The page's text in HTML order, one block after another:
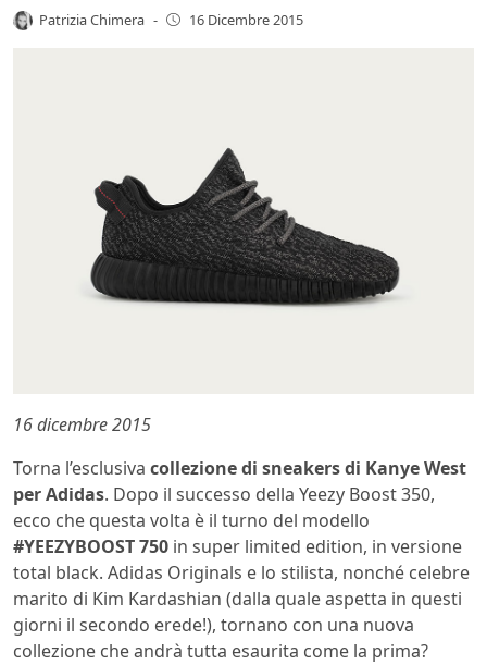
Patrizia Chimera - 16 Dicembre 2015
16 dicembre 2015
Torna l’esclusiva collezione di sneakers di Kanye West
per Adidas. Dopo il successo della Yeezy Boost 350,
ecco che questa volta è il turno del modello
#YEEZYBOOST 750 in super limited edition, in versione
total black. Adidas Originals e lo stilista, nonché celebre
marito di Kim Kardashian (dalla quale aspetta in questi
giorni il secondo erede!), tornano con una nuova
collezione che andrà tutta esaurita come la prima?